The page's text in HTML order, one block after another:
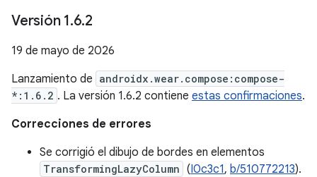
Versión 1.6.2
19 de mayo de 2026
Lanzamiento de androidx.wear.compose:compose-
*:1.6.2 . La versión 1.6.2 contiene estas confirmaciones.
Correcciones de errores
Se corrigió el dibujo de bordes en elementos
TransformingLazyColumn (I0c3c1, b/510772213).